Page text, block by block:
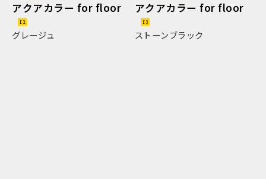
アクアカラー for floor
グレージュ
アクアカラー for floor
ストーンブラック